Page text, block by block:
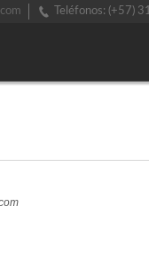
Teléfonos: (+57)